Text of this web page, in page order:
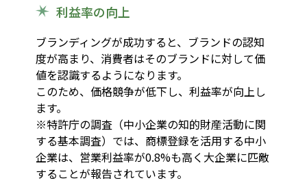
利益率の向上
ブランディングが成功すると、ブランドの認知
度が高まり、消費者はそのブランドに対して価
値を認識するようになります。
このため、価格競争が低下し、利益率が向上し
ます。
※特許庁の調査（中小企業の知的財産活動に関
する基本調査）では、商標登録を活用する中小
企業は、営業利益率が0.8%も高く大企業に匹敵
することが報告されています。